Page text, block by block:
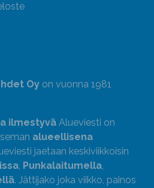
Oy on vuonna 1981
ilmestyvä Alueviesti on
alueellisena
jaetaan keskiviikkoisin
, Punkalaitumella,
. Jättijako joka viikko, painos